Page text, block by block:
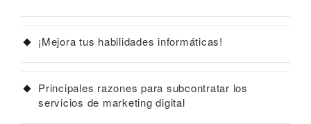
¡Mejora tus habilidades informáticas!
Principales razones para subcontratar los
servicios de marketing digital